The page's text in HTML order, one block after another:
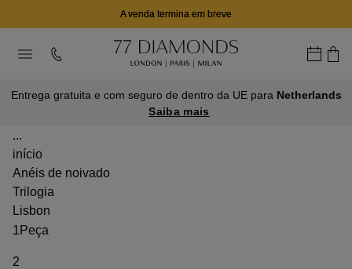
A venda termina em breve
Entrega gratuita e com seguro de dentro da UE para Netherlands
Saiba mais
...
início
Anéis de noivado
Trilogia
Lisbon
1 Peça
2